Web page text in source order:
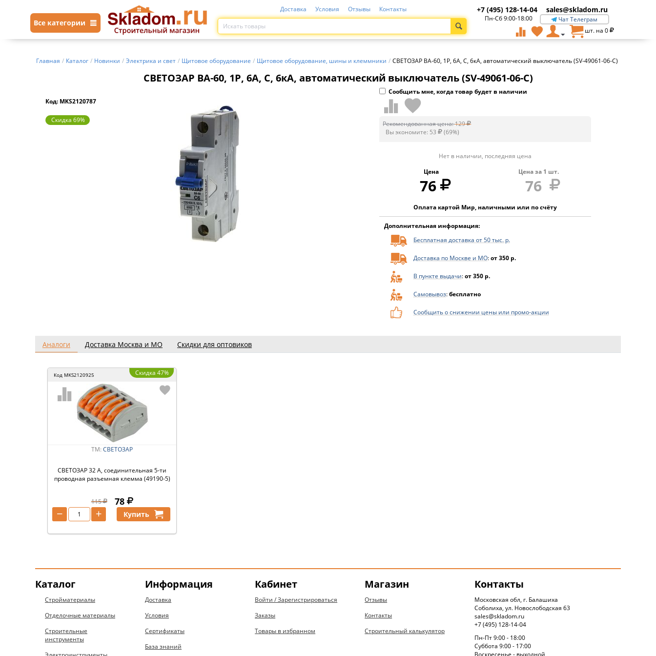
Все категории
Доставка Условия Отзывы Контакты +7 (495) 128-14-04 sales@skladom.ru
Пн-Сб 9:00-18:00
Чат Телеграм
шт. на 0
Главная / Каталог / Новинки / Электрика и свет / Щитовое оборудование / Щитовое оборудование, шины и клеммники / СВЕТОЗАР ВА-60, 1P, 6А, C, 6кА, автоматический выключатель (SV-49061-06-C)
СВЕТОЗАР ВА-60, 1P, 6А, C, 6кА, автоматический выключатель (SV-49061-06-C)
Код: MKS2120787
Скидка 69%
Сообщить мне, когда товар будет в наличии
Рекомендованная цена:129
Вы экономите: 53 (69%)
Нет в наличии, последняя цена
Цена
76
Цена за 1 шт.
76
Оплата картой Мир, наличными или по счёту
Дополнительная информация:
Бесплатная доставка от 50 тыс. р.
Доставка по Москве и МО:от 350 р.
В пункте выдачи:от 350 р.
Самовывоз:бесплатно
Сообщить о снижении цены или промо-акции
Аналоги Доставка Москва и МО Скидки для оптовиков
Код MKS2120925 Скидка 47%
ТМ: СВЕТОЗАР
СВЕТОЗАР 32 А, соединительная 5-ти
проводная разъемная клемма (49190-5)
115 78
+
− Купить
Каталог
Стройматериалы
Отделочные материалы
Строительные
инструменты
Информация
Доставка
Условия
Сертификаты
База знаний
Кабинет
Войти / Зарегистрироваться
Заказы
Товары в избранном
Магазин
Отзывы
Контакты
Строительный калькулятор
Контакты
Московская обл, г. Балашиха
Соболиха, ул. Новослободская 63
sales@skladom.ru
+7 (495) 128-14-04
Пн-Пт 9:00 - 18:00
Суббота 9:00 - 17:00
Воскресенье - выходной